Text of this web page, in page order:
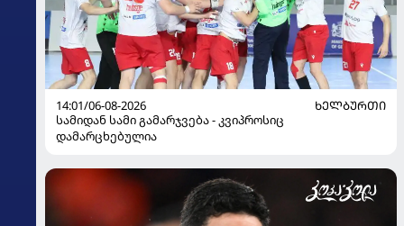
14:01/06-08-2026
ᲮᲔᲚᲑᲣᲠᲗᲘ
სამიდან სამი გამარჯვება - კვიპროსიც
დამარცხებულია